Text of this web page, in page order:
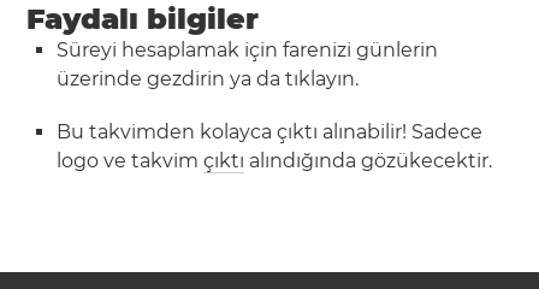
Faydalı bilgiler
Süreyi hesaplamak için farenizi günlerin
üzerinde gezdirin ya da tıklayın.
Bu takvimden kolayca çıktı alınabilir! Sadece
logo ve takvimçıktı alındığında gözükecektir.